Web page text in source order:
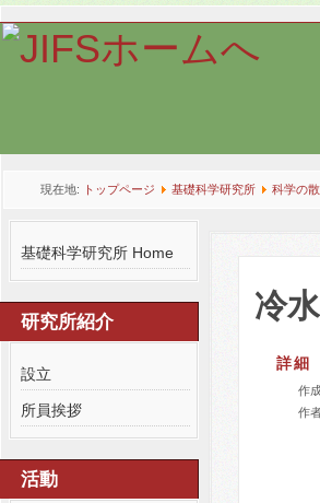
現在地: トップページ 基礎科学研究所 科学の
基礎科学研究所 Home
研究所紹介
設立
所員挨拶
活動
冷
詳細
作
作